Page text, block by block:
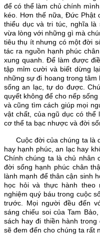
để có thể làm chủ chính
kéo. Hơn thế nữa, Đức Phật
thiểu dục và tri túc, nghĩa
vừa lòng với những gì mà
tiêu thụ ít nhưng có một đời
tác ra nguồn hạnh phúc
xung quanh. Để làm được
tập mỉm cười và biết dừng
những sự đi hoang trong
sống an lạc, tự do được.
quyết không để cho nếp
và cũng tìm cách giúp mọi
vật chất, của ngũ dục có thể
cơ thể ta bạc nhược và đời
Cuộc đời của chúng ta là
hay hạnh phúc, an lạc hay
Chính chúng ta là chủ nhân
đời sống hạnh phúc chân
lành mạnh để thân cận sinh
học hỏi và thực hành theo
nghiệm quý báu trong cuộc
trước. Mọi người đều đến
sáng chiếu soi của Tam
sách hay đi thiền hành
sẽ đem đến cho chúng ta rất